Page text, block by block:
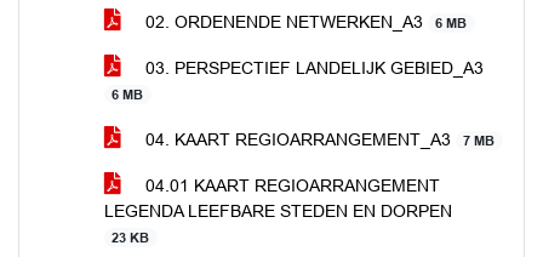
02. ORDENENDE NETWERKEN_A3 6 MB
03. PERSPECTIEF LANDELIJK GEBIED_A3
6 MB
04. KAART REGIOARRANGEMENT_A3 7 MB
04.01 KAART REGIOARRANGEMENT
LEGENDA LEEFBARE STEDEN EN DORPEN
23 KB